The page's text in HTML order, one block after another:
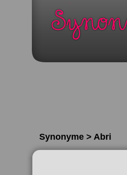
Synonyme > Abri